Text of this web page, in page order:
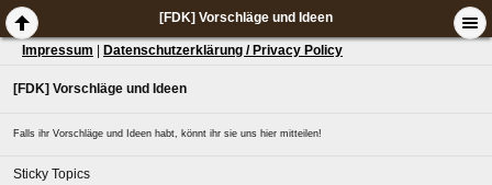
[FDK] Vorschläge und Ideen
Impressum Datenschutzerklärung / Privacy Policy
[FDK] Vorschläge und Ideen
Falls ihr Vorschläge und Ideen habt, könnt ihr sie uns hier mitteilen!
Sticky Topics